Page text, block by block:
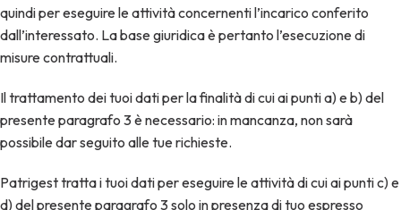
quindi per eseguire le attività concernenti l’incarico conferito
dall’interessato. La base giuridica è pertanto l’esecuzione di
misure contrattuali.
Il trattamento dei tuoi dati per la finalità di cui ai punti a) e b) del
presente paragrafo 3 è necessario: in mancanza, non sarà
possibile dar seguito alle tue richieste.
Patrigest tratta i tuoi dati per eseguire le attività di cui ai punti c) e
d) del presente paragrafo 3 solo in presenza di tuo espresso